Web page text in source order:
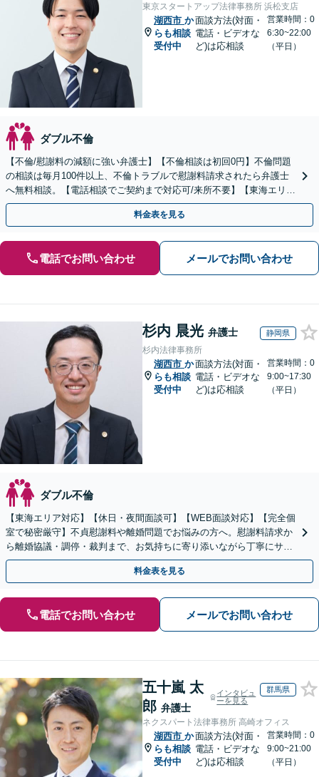
東京スタートアップ法律事務所 浜松支店
湖西市 か
らも相談
受付中
面談方法(対面・
電話・ビデオな
ど)は応相談
営業時間：0
6:30~22:00
（平日）
ダブル不倫
【不倫/慰謝料の減額に強い弁護士】【不倫相談は初回0円】不倫問題
の相談は毎月100件以上、不倫トラブルで慰謝料請求されたら弁護士
へ無料相談。【電話相談でご契約まで対応可/来所不要】【東海エリア
全域対応】
料金表を見る
電話でお問い合わせ メールでお問い合わせ
杉内 晨光 弁護士 静岡県
杉内法律事務所
湖西市 か
らも相談
受付中
面談方法(対面・
電話・ビデオな
ど)は応相談
営業時間：0
9:00~17:30
（平日）
ダブル不倫
【東海エリア対応】【休日・夜間面談可】【WEB面談対応】【完全個
室で秘密厳守】不貞慰謝料や離婚問題でお悩みの方へ。慰謝料請求か
ら離婚協議・調停・裁判まで、お気持ちに寄り添いながら丁寧にサポ
ートいたします。
料金表を見る
電話でお問い合わせ メールでお問い合わせ
五十嵐 太
郎 弁護士
インタビュ
ーを見る
群馬県
ネクスパート法律事務所 高崎オフィス
湖西市 か
らも相談
受付中
面談方法(対面・
電話・ビデオな
ど)は応相談
営業時間：0
9:00~21:00
（平日）